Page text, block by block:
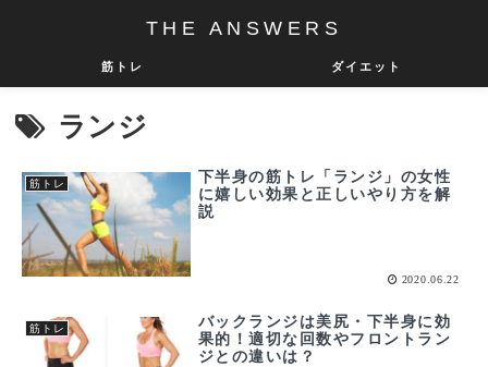
THE ANSWERS
筋トレ ダイエット
ランジ
筋トレ
下半身の筋トレ「ランジ」の女性
に嬉しい効果と正しいやり方を解
説
2020.06.22
筋トレ
バックランジは美尻・下半身に効
果的！適切な回数やフロントラン
ジとの違いは？